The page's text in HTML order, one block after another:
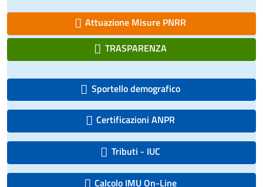
Attuazione Misure PNRR
TRASPARENZA
Sportello demografico
Certificazioni ANPR
Tributi - IUC
Calcolo IMU On-Line